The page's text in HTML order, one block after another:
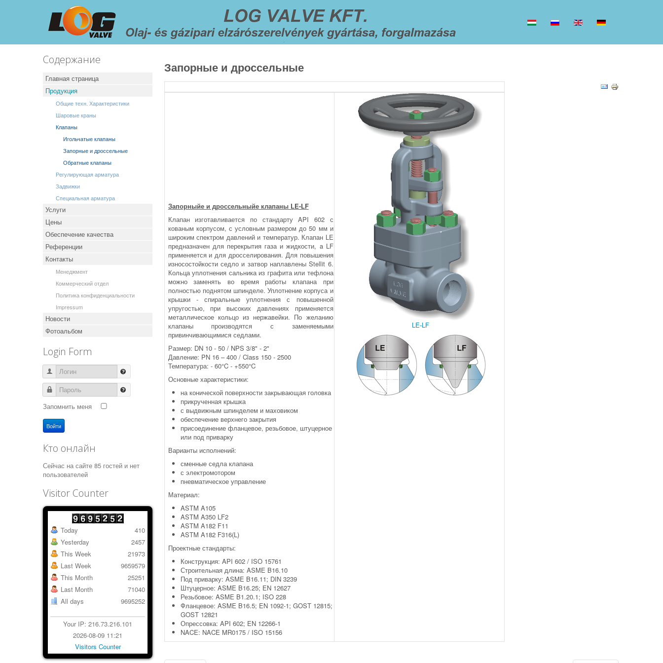
Содержание
Главная страница
Продукция
Общие техн. Характеристики
Шаровые краны
Клапаны
Игольчатые клапаны
Запорные и дроссельные
Обратные клапаны
Регулирующая арматура
Задвижки
Специальная арматура
Услуги
Цены
Обеспечение качества
Референции
Контакты
Менеджмент
Коммерческий отдел
Политика конфиденциальности
Impressum
Новости
Фотоальбом
Login Form
Логин
Пароль
Запомнить меня
Войти
Кто онлайн
Сейчас на сайте 85 гостей и нет
пользователей
Visitor Counter
Today
Yesterday
This Week
Last Week
This Month
Last Month
All days
410
2457
21973
9659579
25251
71040
9695252
Your IP: 216.73.216.101
2026-08-09 11:21
Visitors Counter
Запорные и дроссельные
Запорныйе и дроссельныйе клапаны LE-LF
Клапан изготавливается по стандарту API 602 с
кованым корпусом, с условным размером до 50 мм и
широким спектром давлений и температур. Клапан LE
пред­наз­начен для перекрытия газа и жидкости, a LF
применяется и для дросселирования. Для повышения
износостойкости седло и затвор наплавлены Stellit 6.
Кольца уплотнения сальника из графита или тефлона
можно заменять во время работы клапана при
полностью поднятом шпинделе. Уплотнение корпуса и
крышки - спиральные уплотнения с повышенной
упругостью, при высоких давлениях применяется
металлическое кольцо из нер­жавейки. По желанию
клапаны производятся с за­мен­яемыми
привинчивающимися седлами.
Размер: DN 10 - 50 / NPS 3/8" - 2"
Давление: PN 16 – 400 / Class 150 - 2500
Температура: - 60°C - +550°C
Основные характеристики:
на конической поверхности закрывающая головка
прикрученная крышка
с выдвижным шпинделем и маховиком
обеспечение верхнего закрытия
присоединение фланцевое, резьбовое, штуцерное
или под приварку
Варианты исполнений:
сменные седла клапана
с электромотором
пневматическое управление
Материал:
ASTM A105
ASTM A350 LF2
ASTM A182 F11
ASTM A182 F316(L)
Проектные стандарты:
Конструкция: API 602 / ISO 15761
Строительная длина: ASME B16.10
Под приварку: ASME B16.11; DIN 3239
Штуцерное: ASME B16.25; EN 12627
Резьбовое: ASME B1.20.1; ISO 228
Фланцевое: ASME B16.5; EN 1092-1; GOST 12815;
GOST 12821
Опрессовка: API 602; EN 12266-1
NACE: NACE MR0175 / ISO 15156
LE-LF